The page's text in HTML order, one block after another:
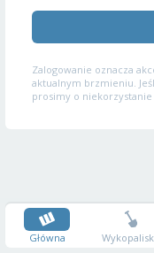
Zalogowanie oznacza
aktualnym brzmieniu.
prosimy o niekorzystanie
Główna